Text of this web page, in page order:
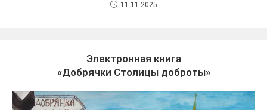
11.11.2025
Электронная книга
«Добрячки Столицы доброты»